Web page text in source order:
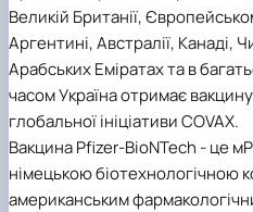
Великій Британії,
Аргентині, Австралії, Канаді,
Арабських Еміратах та в
часом Україна отримає
глобальної ініціативи COVAX.
Вакцина Pfizer-BioNTech - це
німецькою біотехнологічною
американським